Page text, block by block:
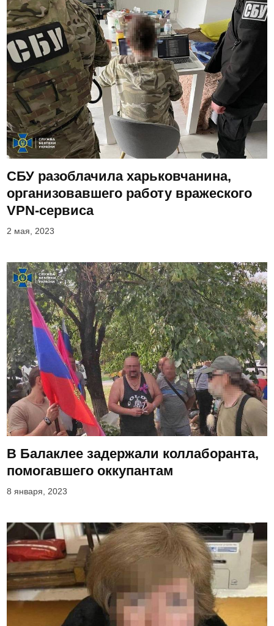
СБУ разоблачила харьковчанина,
организовавшего работу вражеского
VPN-сервиса
2 мая, 2023
В Балаклее задержали коллаборанта,
помогавшего оккупантам
8 января, 2023